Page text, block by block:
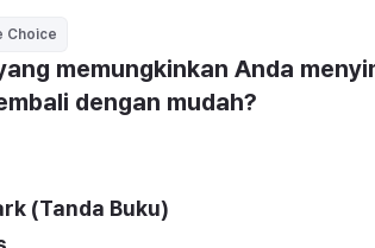
Choice
memungkinkan Anda
dengan mudah?
(Tanda Buku)